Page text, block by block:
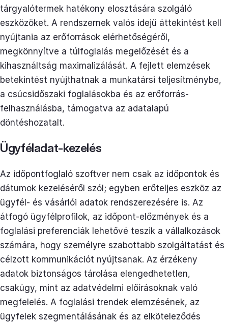
tárgyalótermek hatékony elosztására szolgáló
eszközöket. A rendszernek valós idejű áttekintést kell
nyújtania az erőforrások elérhetőségéről,
megkönnyítve a túlfoglalás megelőzését és a
kihasználtság maximalizálását. A fejlett elemzések
betekintést nyújthatnak a munkatársi teljesítménybe,
a csúcsidőszaki foglalásokba és az erőforrás-
felhasználásba, támogatva az adatalapú
döntéshozatalt.
Ügyféladat-kezelés
Az időpontfoglaló szoftver nem csak az időpontok és
dátumok kezeléséről szól; egyben erőteljes eszköz az
ügyfél- és vásárlói adatok rendszerezésére is. Az
átfogó ügyfélprofilok, az időpont-előzmények és a
foglalási preferenciák lehetővé teszik a vállalkozások
számára, hogy személyre szabottabb szolgáltatást és
célzott kommunikációt nyújtsanak. Az érzékeny
adatok biztonságos tárolása elengedhetetlen,
csakúgy, mint az adatvédelmi előírásoknak való
megfelelés. A foglalási trendek elemzésének, az
ügyfelek szegmentálásának és az elköteleződés